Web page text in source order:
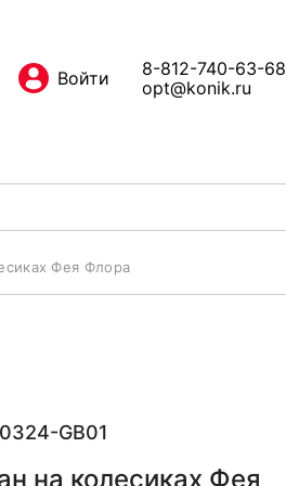
8-812-740-63-68
opt@konik.ru
Фея Флора
0324-GB01
на колесиках Фея